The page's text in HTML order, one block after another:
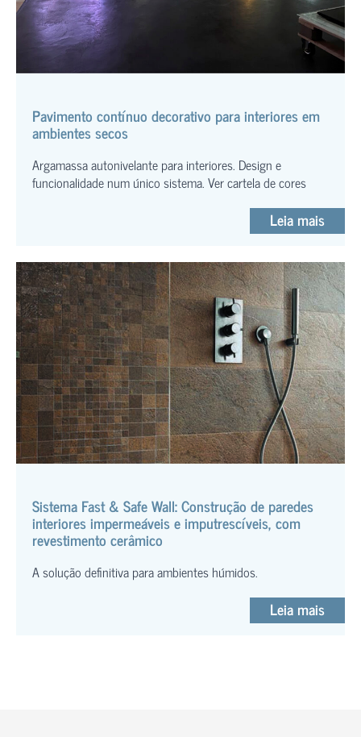
Pavimento contínuo decorativo para interiores em
ambientes secos
Argamassa autonivelante para interiores. Design e
funcionalidade num único sistema. Ver cartela de cores
Leia mais
Sistema Fast & Safe Wall: Construção de paredes
interiores impermeáveis e imputrescíveis, com
revestimento cerâmico
A solução definitiva para ambientes húmidos.
Leia mais